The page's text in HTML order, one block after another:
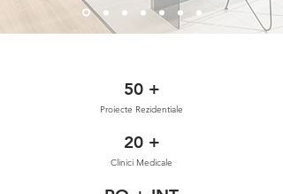
50 +
Proiecte Rezidentiale
20 +
Clinici Medicale